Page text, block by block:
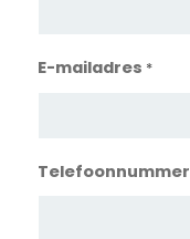
E-mailadres *
Telefoonnummer